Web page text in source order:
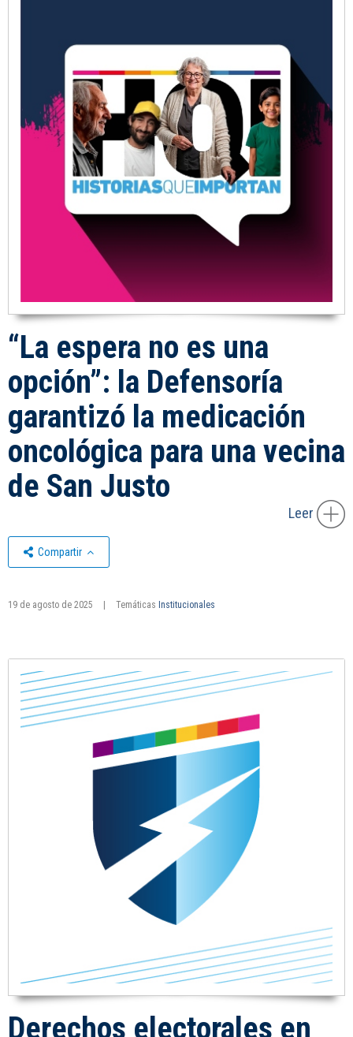
“La espera no es una
opción”: la Defensoría
garantizó la medicación
oncológica para una vecina
de San Justo
Leer
Compartir
19 de agosto de 2025 Temáticas Institucionales
Derechos electorales en